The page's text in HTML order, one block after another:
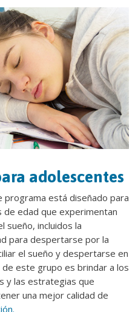
adolescentes
programa está diseñado para
edad que experimentan
sueño, incluidos la
para despertarse por la
el sueño y despertarse en
este grupo es brindar a los
y las estrategias que
una mejor calidad de